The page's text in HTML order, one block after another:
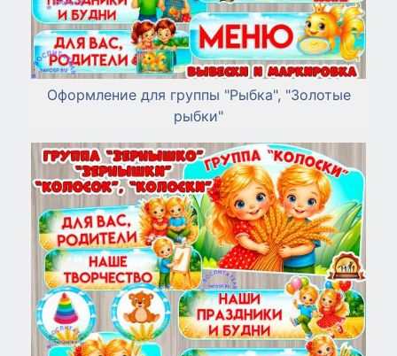
Оформление для группы "Рыбка", "Золотые
рыбки"